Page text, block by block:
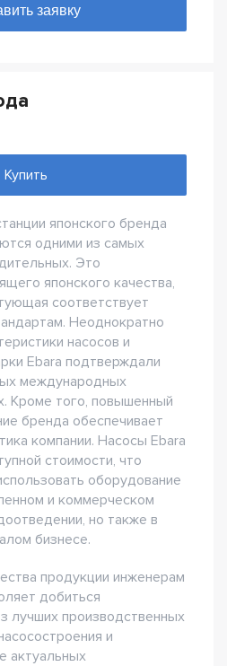
Купить
японского бренда
одними из самых
Это
японского качества,
соответствует
Неоднократно
насосов и
Ebara подтверждали
международных
Кроме того, повышенный
бренда обеспечивает
компании. Насосы Ebara
стоимости, что
оборудование
и коммерческом
но также в
бизнесе.
продукции инженерам
добиться
лучших производственных
и
актуальных